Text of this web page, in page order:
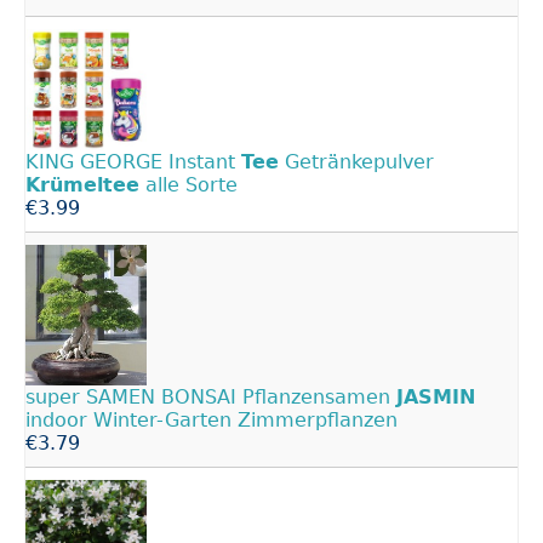
KING GEORGE Instant Tee Getränkepulver
Krümeltee alle Sorte
€3.99
super SAMEN BONSAI Pflanzensamen JASMIN
indoor Winter-Garten Zimmerpflanzen
€3.79